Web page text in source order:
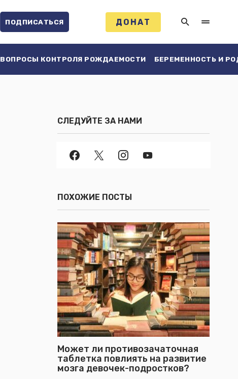
ПОДПИСАТЬСЯ ДОНАТ
ВОПРОСЫ КОНТРОЛЯ РОЖДАЕМОСТИ БЕРЕМЕННОСТЬ И
СЛЕДУЙТЕ ЗА НАМИ
ПОХОЖИЕ ПОСТЫ
Может ли противозачаточная
таблетка повлиять на развитие
мозга девочек-подростков?